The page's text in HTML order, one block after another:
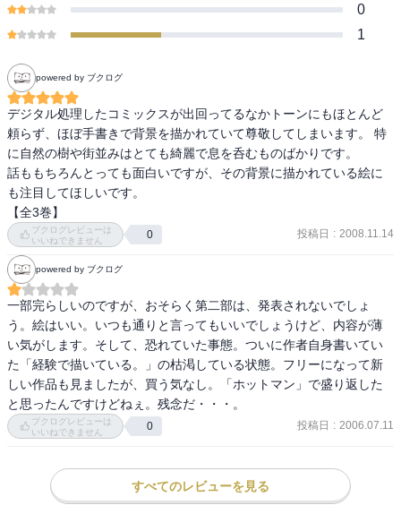
0
1
powered by ブクログ
デジタル処理したコミックスが出回ってるなかトーンにもほとんど
頼らず、ほぼ手書きで背景を描かれていて尊敬してしまいます。 特
に自然の樹や街並みはとても綺麗で息を呑むものばかりです。
話ももちろんとっても面白いですが、その背景に描かれている絵に
も注目してほしいです。
ブクログレビューは
いいねできません
0 投稿日 : 2008.11.14
powered by ブクログ
一部完らしいのですが、おそらく第二部は、発表されないでしょ
う。絵はいい。いつも通りと言ってもいいでしょうけど、内容が薄
い気がします。そして、恐れていた事態。ついに作者自身書いてい
た「経験で描いている。」の枯渇している状態。フリーになって新
しい作品も見ましたが、買う気なし。「ホットマン」で盛り返した
と思ったんですけどねぇ。残念だ・・・。
ブクログレビューは
いいねできません
0 投稿日 : 2006.07.11
すべてのレビューを見る